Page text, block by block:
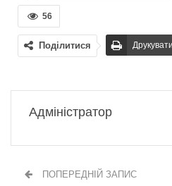
56
Поділитися Друкувати
Адміністратор
ПОПЕРЕДНІЙ ЗАПИС